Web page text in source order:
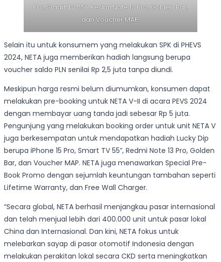
Pro, Smart TV 55”, Redmi Note 13 Pro, Golden Bar,
dan Voucher MAP.
Selain itu untuk konsumem yang melakukan SPK di PHEVS
2024, NETA juga memberikan hadiah langsung berupa
voucher saldo PLN senilai Rp 2,5 juta tanpa diundi.
Meskipun harga resmi belum diumumkan, konsumen dapat
melakukan pre-booking untuk NETA V-II di acara PEVS 2024
dengan membayar uang tanda jadi sebesar Rp 5 juta.
Pengunjung yang melakukan booking order untuk unit NETA V
juga berkesempatan untuk mendapatkan hadiah Lucky Dip
berupa iPhone 15 Pro, Smart TV 55”, Redmi Note 13 Pro, Golden
Bar, dan Voucher MAP. NETA juga menawarkan Special Pre-
Book Promo dengan sejumlah keuntungan tambahan seperti
Lifetime Warranty, dan Free Wall Charger.
“Secara global, NETA berhasil menjangkau pasar internasional
dan telah menjual lebih dari 400.000 unit untuk pasar lokal
China dan Internasional. Dan kini, NETA fokus untuk
melebarkan sayap di pasar otomotif Indonesia dengan
melakukan perakitan lokal secara CKD serta meningkatkan